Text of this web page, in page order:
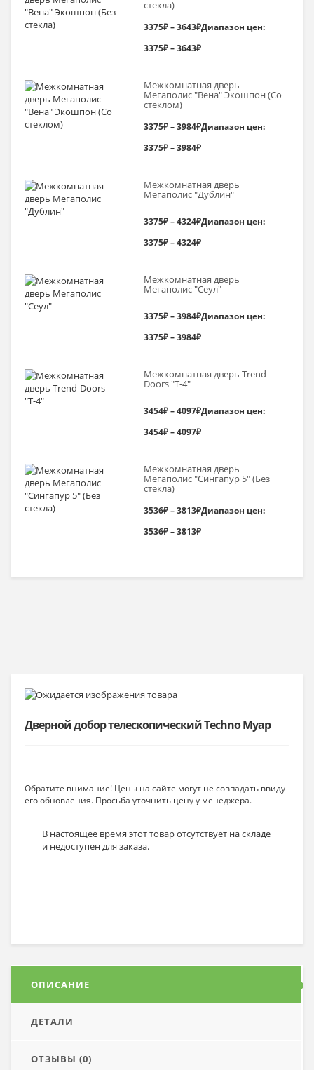
стекла)
3375₽–3643₽Диапазон цен:
3375₽ – 3643₽
Межкомнатная дверь
Мегаполис "Вена" Экошпон (Со
стеклом)
3375₽–3984₽Диапазон цен:
3375₽ – 3984₽
Межкомнатная дверь
Мегаполис "Дублин"
3375₽–4324₽Диапазон цен:
3375₽ – 4324₽
Межкомнатная дверь
Мегаполис "Сеул"
3375₽–3984₽Диапазон цен:
3375₽ – 3984₽
Межкомнатная дверь Trend-
Doоrs "Т-4"
3454₽–4097₽Диапазон цен:
3454₽ – 4097₽
Межкомнатная дверь
Мегаполис "Сингапур 5" (Без
стекла)
3536₽–3813₽Диапазон цен:
3536₽ – 3813₽
Дверной добор телескопический Techno Муар
Обратите внимание! Цены на сайте могут не совпадать ввиду
его обновления. Просьба уточнить цену у менеджера.
В настоящее время этот товар отсутствует на складе
и недоступен для заказа.
ОПИСАНИЕ
ДЕТАЛИ
ОТЗЫВЫ (0)